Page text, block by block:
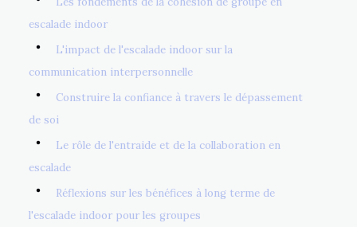
escalade indoor
L'impact de l'escalade indoor sur la
communication interpersonnelle
Construire la confiance à travers le dépassement
de soi
Le rôle de l'entraide et de la collaboration en
escalade
Réflexions sur les bénéfices à long terme de
l'escalade indoor pour les groupes